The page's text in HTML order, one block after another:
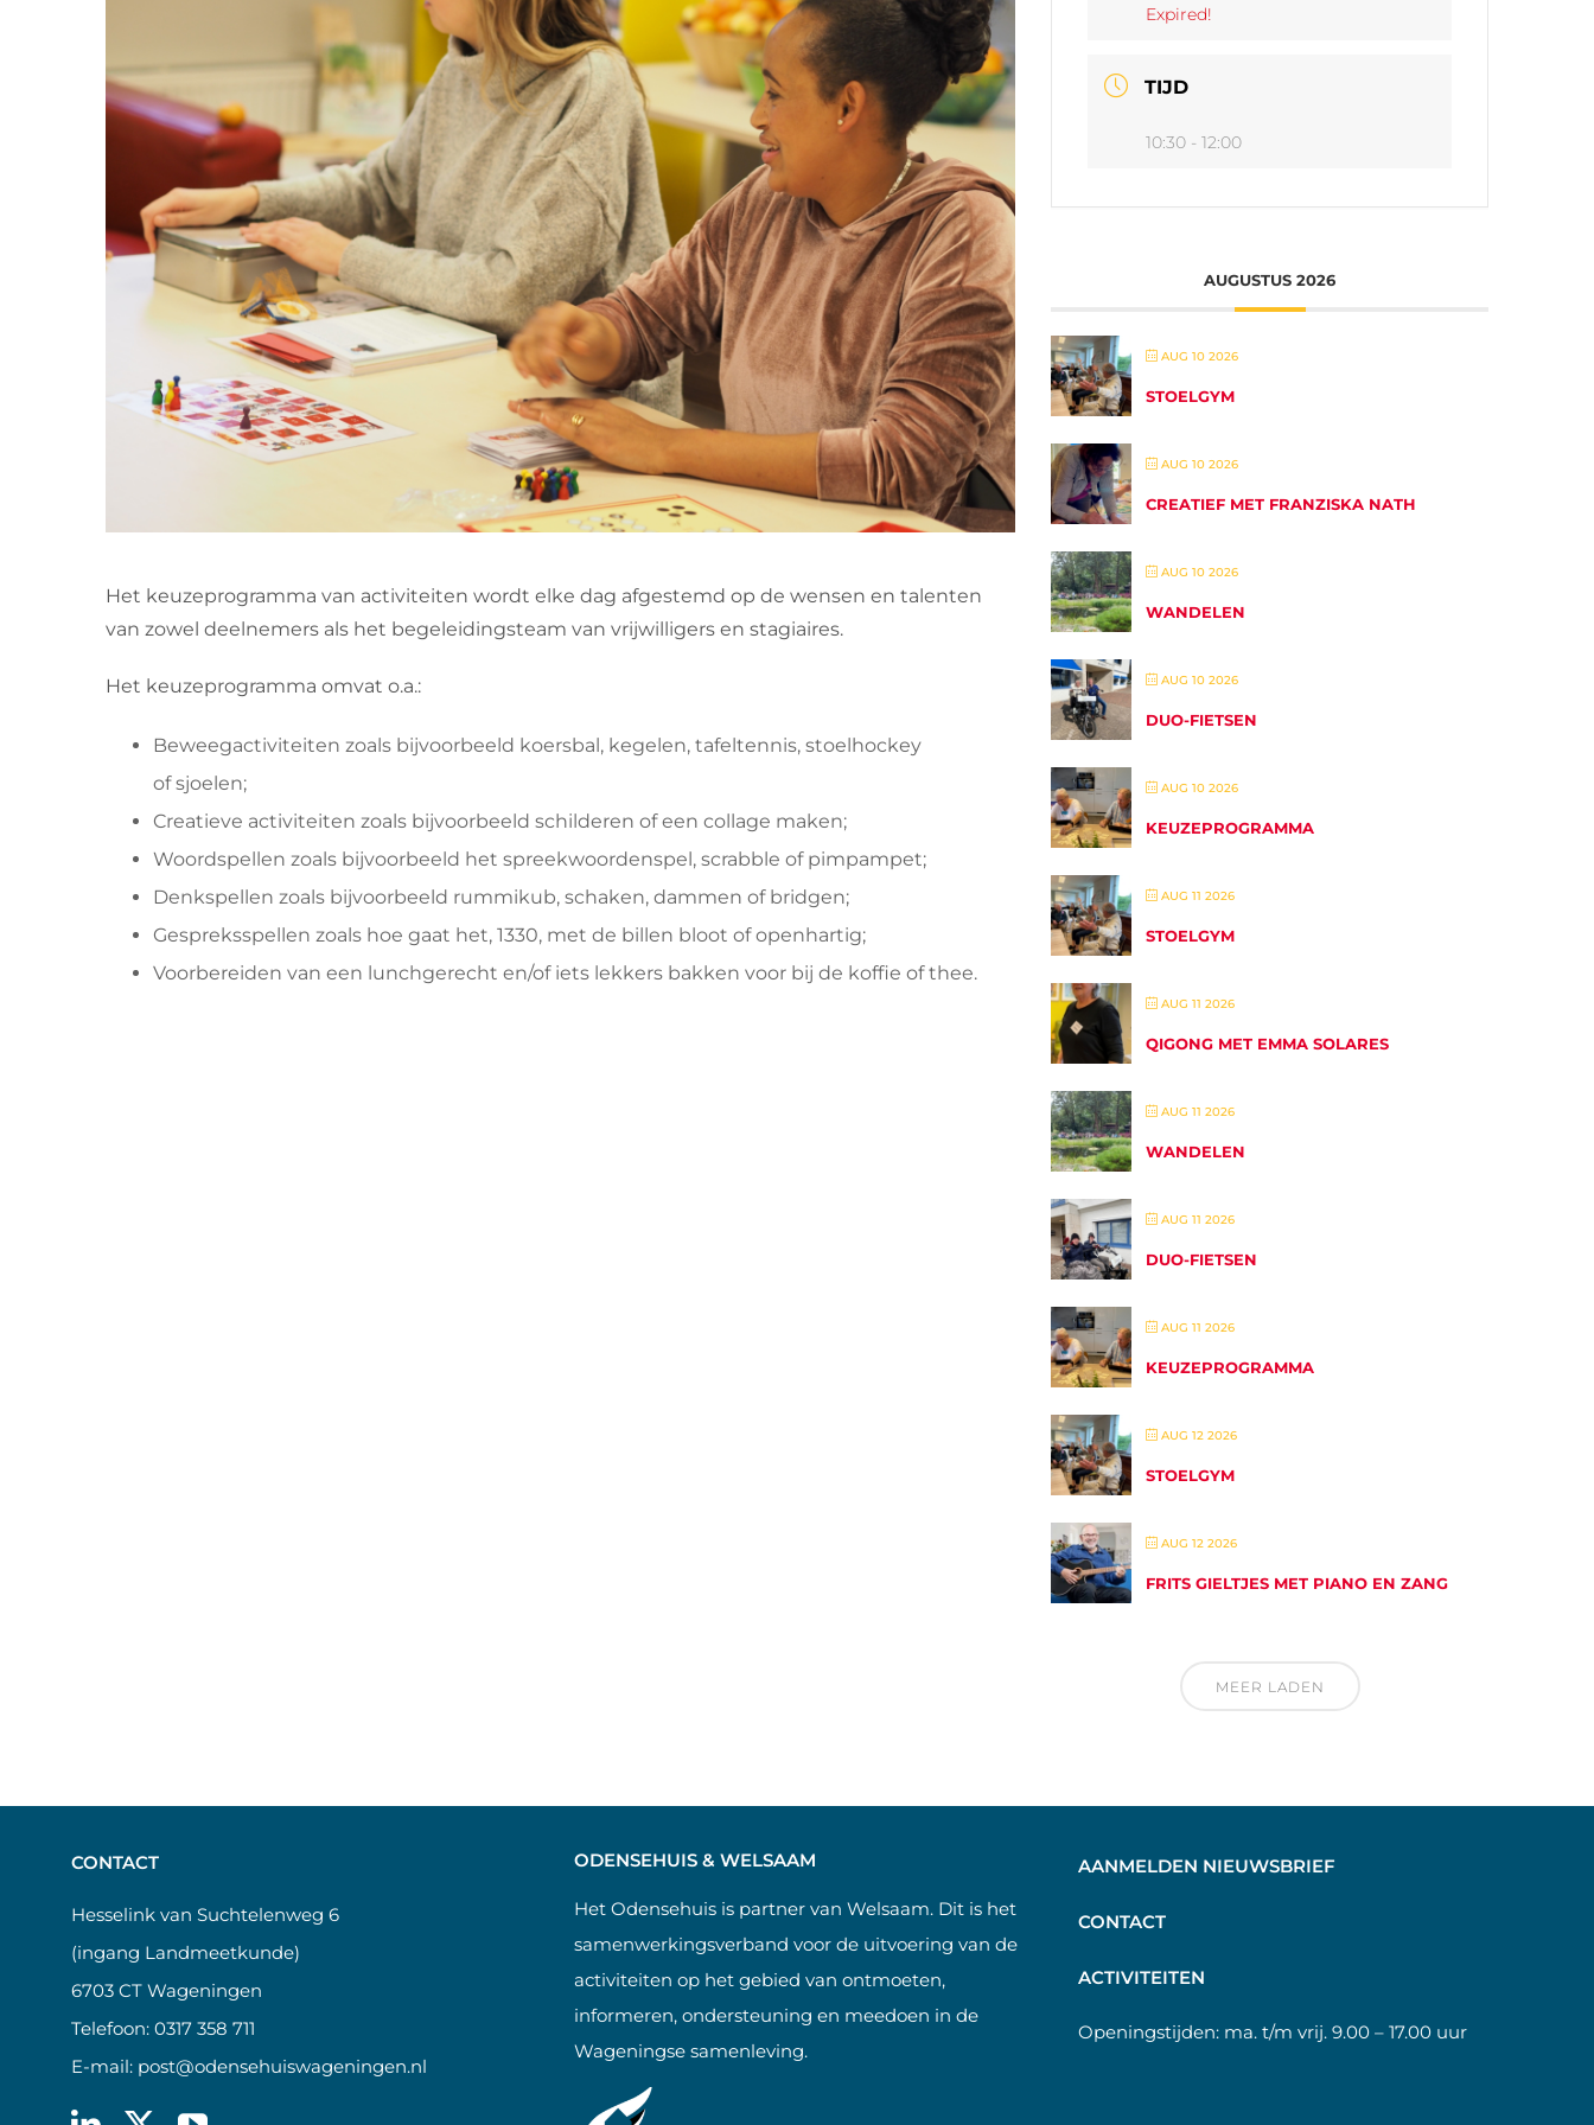
Het keuzeprogramma van activiteiten wordt elke dag afgestemd op de wensen en talenten
van zowel deelnemers als het begeleidingsteam van vrijwilligers en stagiaires.
Het keuzeprogramma omvat o.a.:
Beweegactiviteiten zoals bijvoorbeeld koersbal, kegelen, tafeltennis, stoelhockey
of sjoelen;
Creatieve activiteiten zoals bijvoorbeeld schilderen of een collage maken;
Woordspellen zoals bijvoorbeeld het spreekwoordenspel, scrabble of pimpampet;
Denkspellen zoals bijvoorbeeld rummikub, schaken, dammen of bridgen;
Gespreksspellen zoals hoe gaat het, 1330, met de billen bloot of openhartig;
Voorbereiden van een lunchgerecht en/of iets lekkers bakken voor bij de koffie of thee.
Expired!
TIJD
10:30 - 12:00
AUGUSTUS 2026
AUG 10 2026
STOELGYM
AUG 10 2026
CREATIEF MET FRANZISKA NATH
AUG 10 2026
WANDELEN
AUG 10 2026
DUO-FIETSEN
AUG 10 2026
KEUZEPROGRAMMA
AUG 11 2026
STOELGYM
AUG 11 2026
QIGONG MET EMMA SOLARES
AUG 11 2026
WANDELEN
AUG 11 2026
DUO-FIETSEN
AUG 11 2026
KEUZEPROGRAMMA
AUG 12 2026
STOELGYM
AUG 12 2026
FRITS GIELTJES MET PIANO EN ZANG
MEER LADEN
CONTACT
Hesselink van Suchtelenweg 6
(ingang Landmeetkunde)
6703 CT Wageningen
Telefoon: 0317 358 711
E-mail: post@odensehuiswageningen.nl
ODENSEHUIS & WELSAAM
Het Odensehuis is partner van Welsaam. Dit is het
samenwerkingsverband voor de uitvoering van de
activiteiten op het gebied van ontmoeten,
informeren, ondersteuning en meedoen in de
Wageningse samenleving.
AANMELDEN NIEUWSBRIEF
CONTACT
ACTIVITEITEN
Openingstijden: ma. t/m vrij. 9.00 – 17.00 uur